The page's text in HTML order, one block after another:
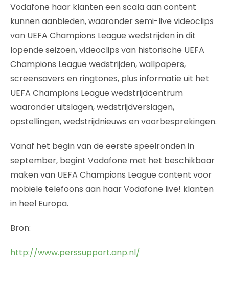
Vodafone haar klanten een scala aan content
kunnen aanbieden, waaronder semi-live videoclips
van UEFA Champions League wedstrijden in dit
lopende seizoen, videoclips van historische UEFA
Champions League wedstrijden, wallpapers,
screensavers en ringtones, plus informatie uit het
UEFA Champions League wedstrijdcentrum
waaronder uitslagen, wedstrijdverslagen,
opstellingen, wedstrijdnieuws en voorbesprekingen.
Vanaf het begin van de eerste speelronden in
september, begint Vodafone met het beschikbaar
maken van UEFA Champions League content voor
mobiele telefoons aan haar Vodafone live! klanten
in heel Europa.
Bron:
http://www.perssupport.anp.nl/